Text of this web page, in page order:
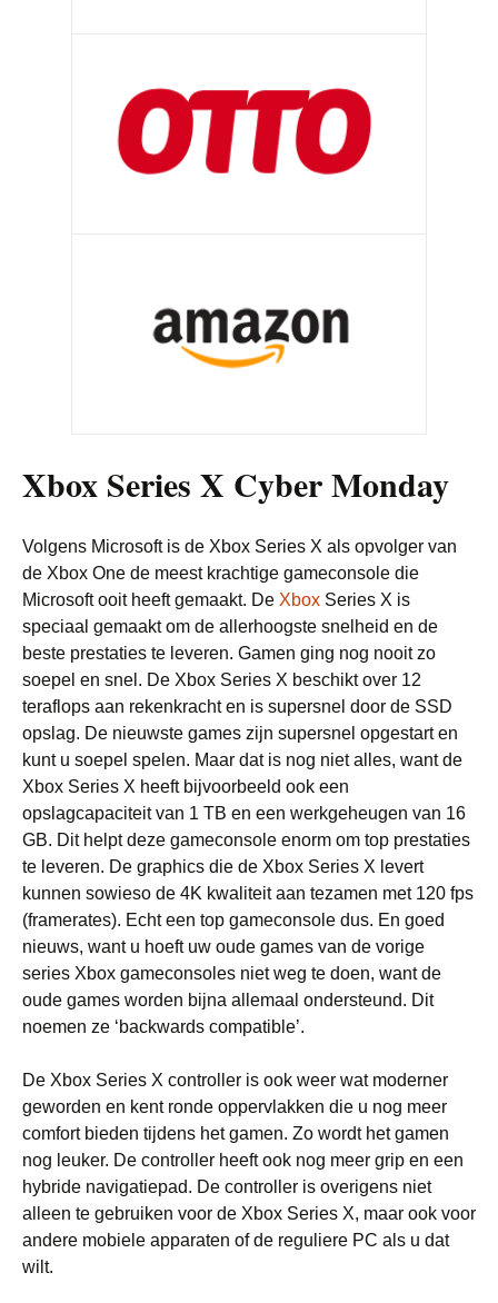
Xbox Series X Cyber Monday
Volgens Microsoft is de Xbox Series X als opvolger van
de Xbox One de meest krachtige gameconsole die
Microsoft ooit heeft gemaakt. De Xbox Series X is
speciaal gemaakt om de allerhoogste snelheid en de
beste prestaties te leveren. Gamen ging nog nooit zo
soepel en snel. De Xbox Series X beschikt over 12
teraflops aan rekenkracht en is supersnel door de SSD
opslag. De nieuwste games zijn supersnel opgestart en
kunt u soepel spelen. Maar dat is nog niet alles, want de
Xbox Series X heeft bijvoorbeeld ook een
opslagcapaciteit van 1 TB en een werkgeheugen van 16
GB. Dit helpt deze gameconsole enorm om top prestaties
te leveren. De graphics die de Xbox Series X levert
kunnen sowieso de 4K kwaliteit aan tezamen met 120 fps
(framerates). Echt een top gameconsole dus. En goed
nieuws, want u hoeft uw oude games van de vorige
series Xbox gameconsoles niet weg te doen, want de
oude games worden bijna allemaal ondersteund. Dit
noemen ze ‘backwards compatible’.
De Xbox Series X controller is ook weer wat moderner
geworden en kent ronde oppervlakken die u nog meer
comfort bieden tijdens het gamen. Zo wordt het gamen
nog leuker. De controller heeft ook nog meer grip en een
hybride navigatiepad. De controller is overigens niet
alleen te gebruiken voor de Xbox Series X, maar ook voor
andere mobiele apparaten of de reguliere PC als u dat
wilt.